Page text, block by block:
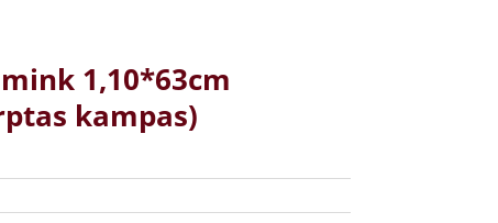
1,10*63cm
kampas)